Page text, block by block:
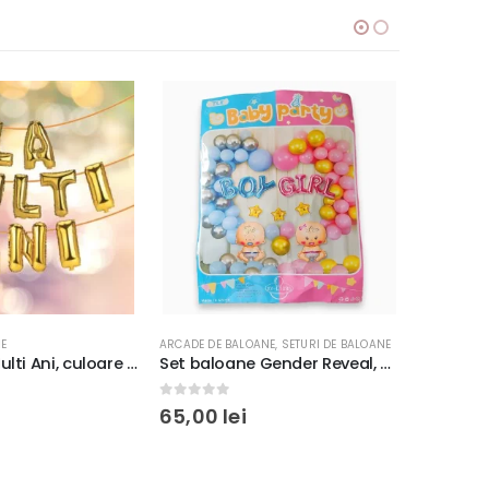
Baloane La Multi Ani, culoare auriu, 45cm, 6m lungime, folie aluminiu
ARCADE DE BALOANE, SETURI DE BALOANE
Set baloane Gender Reveal, Boy or Girl, 68 piese
0 out of 5
65,00 lei